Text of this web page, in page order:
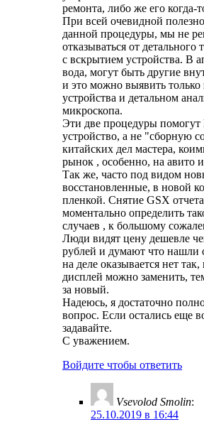
ремонта, либо же его когда-
При всей очевидной
данной процедуры, мы не
отказываться от детального
с вскрытием устройства. В
вода, могут быть другие
и это можно выявить только
устройства и детальном
микроскопа.
Эти две процедуры
устройство, а не "сборную
китайских дел мастера,
рынок , особенно, на авито
Так же, часто под видом
восстановленные, в новой
пленкой. Снятие GSX
моментально определить
случаев , к большому
Люди видят цену дешевле
рублей и думают что нашли
на деле оказывается нет
дисплей можно заменить,
за новый.
Надеюсь, я достаточно
вопрос. Если остались еще
задавайте.
С уважением.
Войдите чтобы ответить
Vsevolod Smolin:
25.10.2019 в 16:44